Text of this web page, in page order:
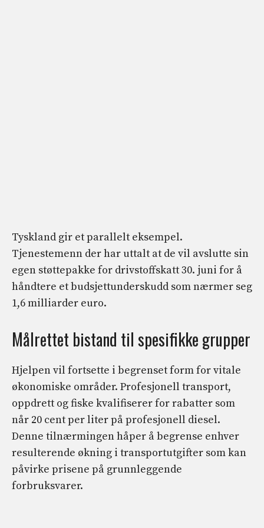
Tyskland gir et parallelt eksempel.
Tjenestemenn der har uttalt at de vil avslutte sin
egen støttepakke for drivstoffskatt 30. juni for å
håndtere et budsjettunderskudd som nærmer seg
1,6 milliarder euro.
Målrettet bistand til spesifikke grupper
Hjelpen vil fortsette i begrenset form for vitale
økonomiske områder. Profesjonell transport,
oppdrett og fiske kvalifiserer for rabatter som
når 20 cent per liter på profesjonell diesel.
Denne tilnærmingen håper å begrense enhver
resulterende økning i transportutgifter som kan
påvirke prisene på grunnleggende
forbruksvarer.